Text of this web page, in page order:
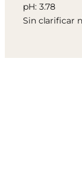
pH: 3.78
Sin clarificar